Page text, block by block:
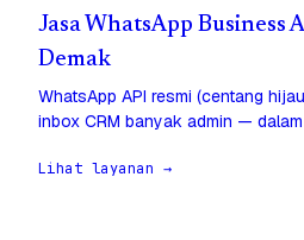
Jasa WhatsApp Business
Demak
WhatsApp API resmi (centang
inbox CRM banyak admin —
Lihat layanan →